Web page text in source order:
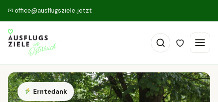
✉ office@ausflugsziele.jetzt
Erntedank